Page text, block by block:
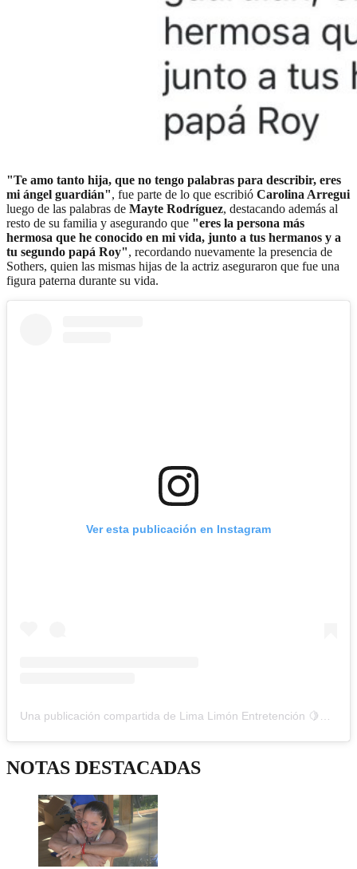
"Te amo tanto hija, que no tengo palabras para describir, eres
mi ángel guardián", fue parte de lo que escribió Carolina Arregui
luego de las palabras de Mayte Rodríguez, destacando además al
resto de su familia y asegurando que "eres la persona más
hermosa que he conocido en mi vida, junto a tus hermanos y a
tu segundo papá Roy", recordando nuevamente la presencia de
Sothers, quien las mismas hijas de la actriz aseguraron que fue una
figura paterna durante su vida.
Ver esta publicación en Instagram
Una publicación compartida de Lima Limón Entretención 🍋💚 (@limalimon_entretencion)
NOTAS DESTACADAS